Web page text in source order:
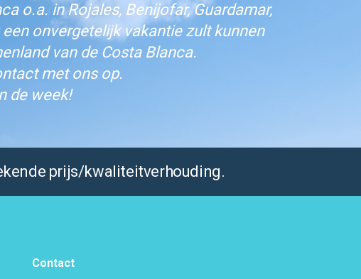
o.a. in Rojales, Benijofar, Guardamar,
onvergetelijk vakantie zult kunnen
van de Costa Blanca.
met ons op.
de week!
prijs/kwaliteitverhouding.
Contact